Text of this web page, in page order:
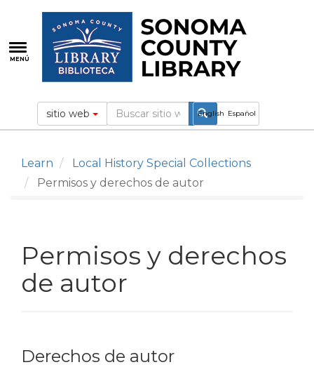
contenido
principal
MENÚ
English Español
sitio web
Learn
Local History Special Collections
Permisos y derechos de autor
Permisos y derechos
de autor
Derechos de autor